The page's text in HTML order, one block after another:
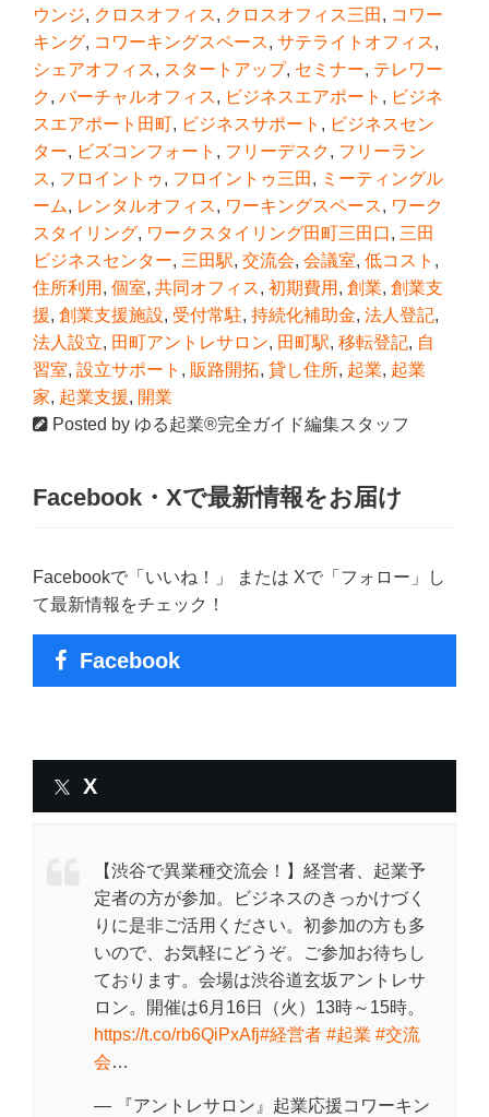
ウンジ, クロスオフィス, クロスオフィス三田 , コワー
キング, コワーキングスペース, サテライトオフィス,
シェアオフィス, スタートアップ, セミナー, テレワー
ク, バーチャルオフィス, ビジネスエアポート , ビジネ
スエアポート田町, ビジネスサポート , ビジネスセン
ター, ビズコンフォート , フリーデスク, フリーラン
ス, フロイントゥ , フロイントゥ三田 , ミーティングル
ーム, レンタルオフィス, ワーキングスペース, ワーク
スタイリング, ワークスタイリング田町三田口, 三田
ビジネスセンター, 三田駅, 交流会, 会議室, 低コスト ,
住所利用 , 個室, 共同オフィス, 初期費用 , 創業, 創業支
援, 創業支援施設, 受付常駐, 持続化補助金, 法人登記,
法人設立, 田町アントレサロン, 田町駅, 移転登記, 自
習室, 設立サポート , 販路開拓, 貸し住所, 起業, 起業
家, 起業支援, 開業
Posted by ゆる起業®完全ガイド編集スタッフ
Facebook・Xで最新情報をお届け
Facebookで「いいね！」 または Xで「フォロー」し
て最新情報をチェック！
Facebook
X
【渋谷で異業種交流会！】経営者、起業予
定者の方が参加。ビジネスのきっかけづく
りに是非ご活用ください。初参加の方も多
いので、お気軽にどうぞ。ご参加お待ちし
ております。会場は渋谷道玄坂アントレサ
ロン。開催は6月16日（火）13時～15時。
https://t.co/rb6QiPxAfj#経営者 #起業 #交流
会…
— 『アントレサロン』起業応援コワーキン